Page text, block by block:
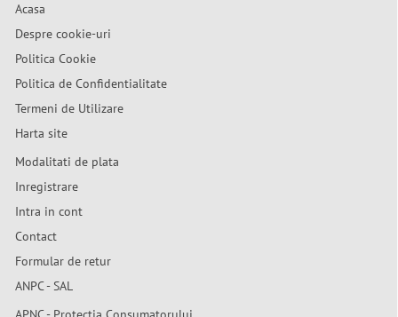
Acasa
Despre cookie-uri
Politica Cookie
Politica de Confidentialitate
Termeni de Utilizare
Harta site
Modalitati de plata
Inregistrare
Intra in cont
Contact
Formular de retur
ANPC - SAL